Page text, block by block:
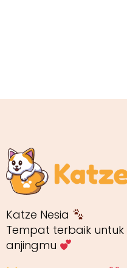
Katze Nesia
Tempat terbaik untuk
anjingmu